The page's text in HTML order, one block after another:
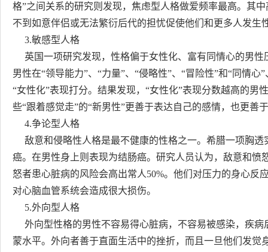
格”之间关系的研究则发现，焦虑型人格做爱频率最高。其
不到如意伴侣或无法繁衍后代的担忧促使他们和更多人发生
3.敏感型人格
英国一项研究发现，性格偏于女性化、富有同情心的男性
男性在“领导能力”、“力量”、“侵略性”、“冒险性”和“同情心
“女性化”表现打分。结果发现，“女性化”表现分数越高的
些“跟着感觉走”的“新男性”更善于表达自己的感情，也更善
4.争论型人格
敌意和侵略性人格是最不健康的性格之一。希腊一项胸透
癌。在男性身上则表现为结肠癌。研究人员认为，敌意和
怒者患心脏病的风险会高出常人50%。他们对压力的身心反
对心脑血管系统会造成很大损伤。
5.外向型人格
外向型性格的男性不容易得心脏病，不容易被感染，疾病
蒙水平。外向者善于直面生活中的挫折，而且一旦他们发